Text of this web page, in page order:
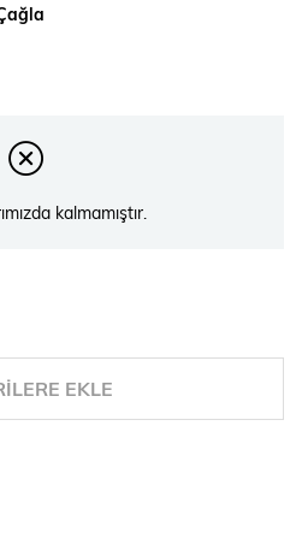
kalmamıştır.
EKLE